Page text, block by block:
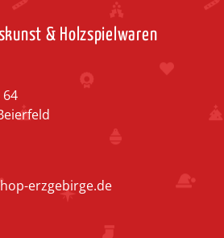
& Holzspielwaren
erzgebirge.de